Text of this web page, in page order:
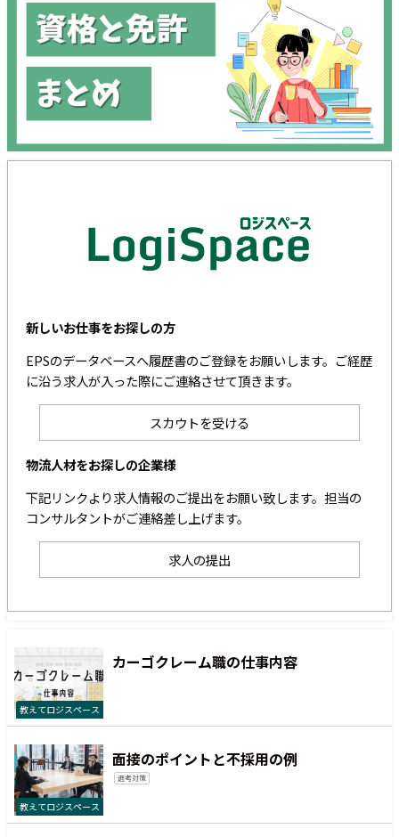
新しいお仕事をお探しの方
EPSのデータベースへ履歴書のご登録をお願いします。ご経歴
に沿う求人が入った際にご連絡させて頂きます。
スカウトを受ける
物流人材をお探しの企業様
下記リンクより求人情報のご提出をお願い致します。担当の
コンサルタントがご連絡差し上げます。
求人の提出
教えてロジスペース
カーゴクレーム職の仕事内容
教えてロジスペース
面接のポイントと不採用の例
選考対策